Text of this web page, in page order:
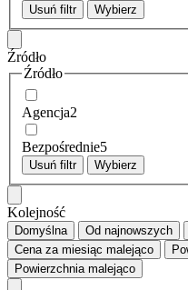
Usuń filtr Wybierz
Źródło
Źródło
Agencja2
Bezpośrednie5
Usuń filtr Wybierz
Kolejność
Domyślna Od najnowszych
Cena za miesiąc malejąco
Powierzchniamalejąco